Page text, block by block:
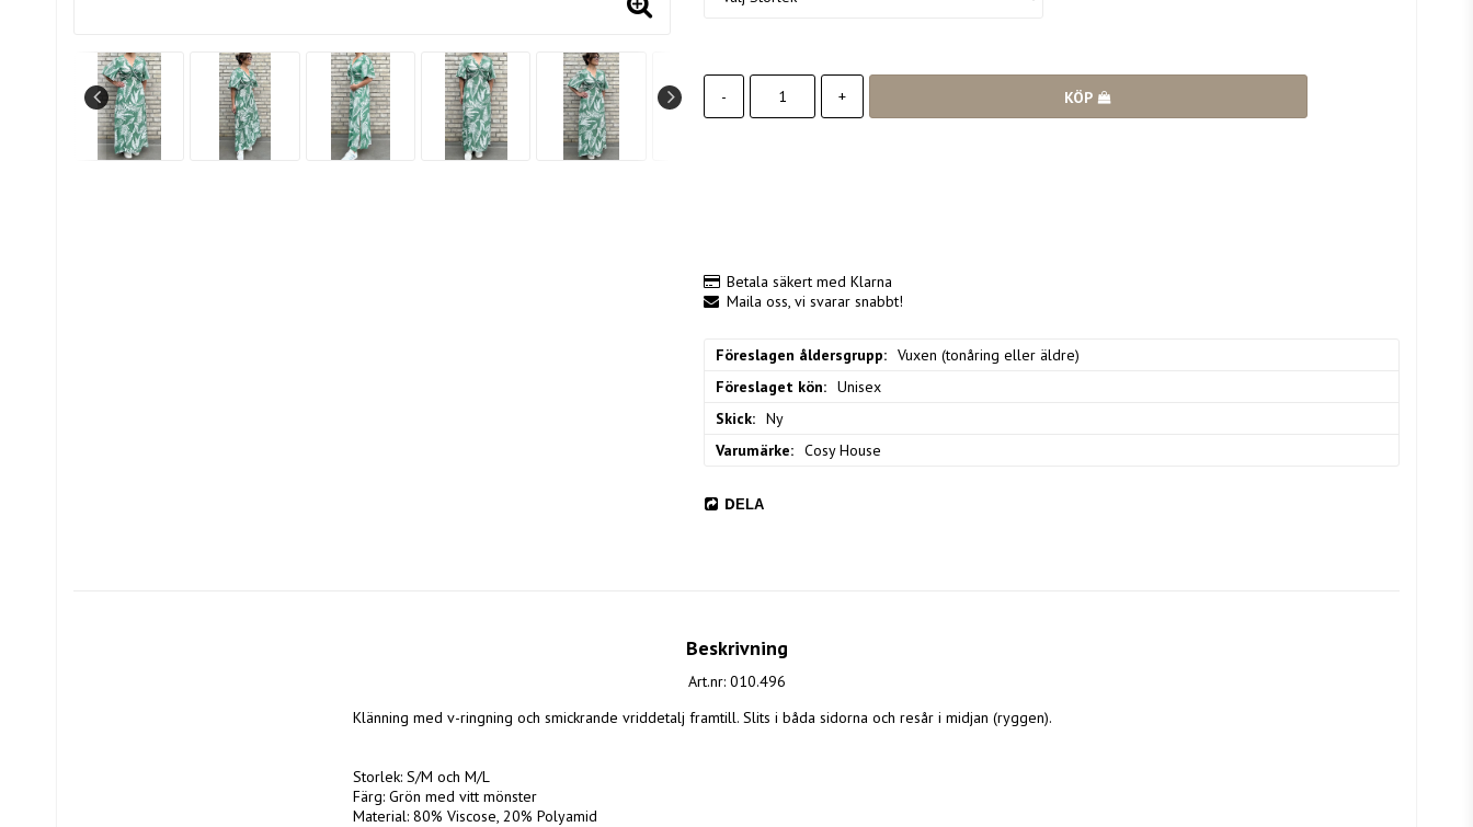
- + KÖP
Betala säkert med Klarna
Maila oss, vi svarar snabbt!
Föreslagen åldersgrupp
Vuxen (tonåring eller äldre)
Föreslaget kön
Unisex
Skick
Ny
Varumärke
Cosy House
DELA
Beskrivning
Art.nr: 010.496
Klänning med v-ringning och smickrande vriddetalj framtill. Slits i båda sidorna och resår i midjan (ryggen).
Storlek: S/M och M/L
Färg: Grön med vitt mönster
Material: 80% Viscose, 20% Polyamid